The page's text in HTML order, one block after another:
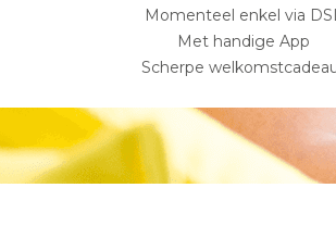
Momenteel enkel via DSL
Met handige App
Scherpe